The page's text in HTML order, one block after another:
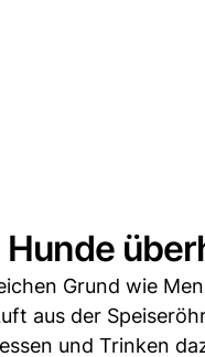
Grund wie
aus der
und Trinken